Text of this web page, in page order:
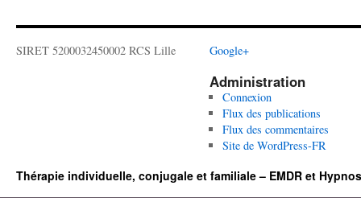
SIRET 5200032450002 RCS Lille Google+
Administration
Connexion
Flux des publications
Flux des commentaires
Site de WordPress-FR
Thérapie individuelle, conjugale et familiale – EMDR et